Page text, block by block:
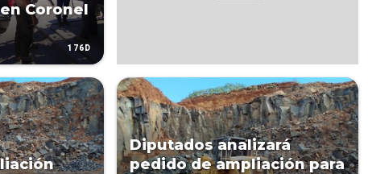
Coronel
176D
Diputados analizará
pedido de ampliación para